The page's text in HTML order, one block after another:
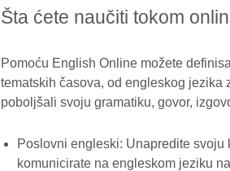
Šta ćete naučiti tokom
Pomoću English Online možete
tematskih časova, od engleskog jezika
poboljšali svoju gramatiku, govor,
Poslovni engleski: Unapredite svoju
komunicirate na engleskom jeziku